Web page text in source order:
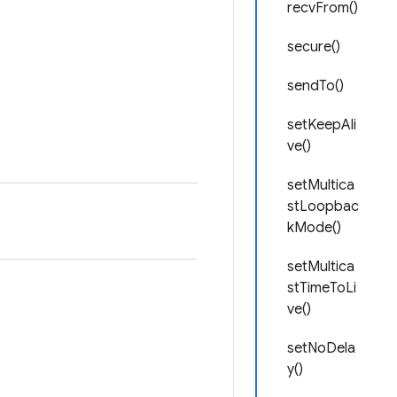
recvFrom()
secure()
sendTo()
setKeepAli
ve()
setMultica
stLoopbac
kMode()
setMultica
stTimeToLi
ve()
setNoDela
y()